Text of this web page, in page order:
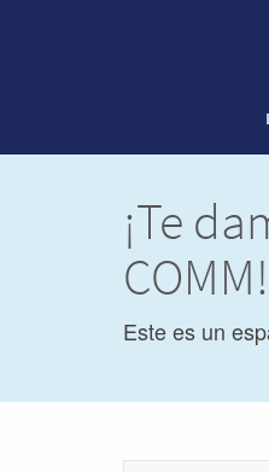
¡Te
COMM!
Este es un